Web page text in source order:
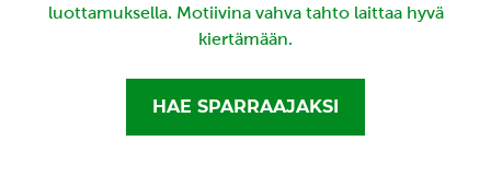
luottamuksella. Motiivina vahva tahto laittaa hyvä
kiertämään.
HAE SPARRAAJAKSI